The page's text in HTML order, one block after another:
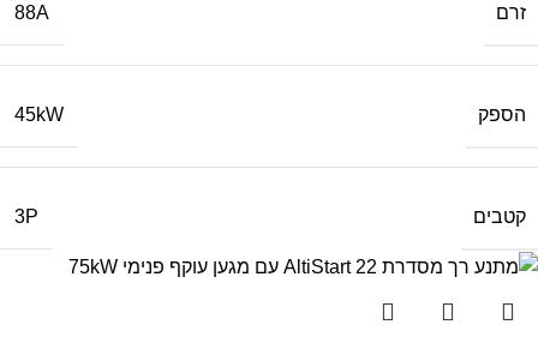
זרם 88A
הספק 45kW
קטבים 3P